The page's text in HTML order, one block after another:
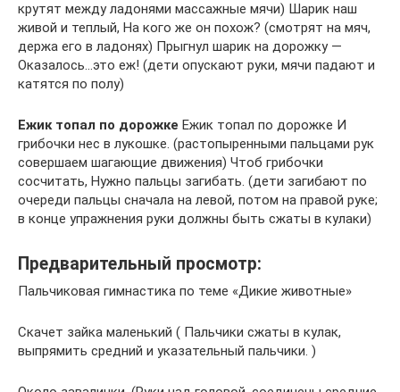
крутят между ладонями массажные мячи) Шарик наш
живой и теплый, На кого же он похож? (смотрят на мяч,
держа его в ладонях) Прыгнул шарик на дорожку —
Оказалось…это еж! (дети опускают руки, мячи падают и
катятся по полу)
Ежик топал по дорожке Ежик топал по дорожке И
грибочки нес в лукошке. (растопыренными пальцами рук
совершаем шагающие движения) Чтоб грибочки
сосчитать, Нужно пальцы загибать. (дети загибают по
очереди пальцы сначала на левой, потом на правой руке;
в конце упражнения руки должны быть сжаты в кулаки)
Предварительный просмотр:
Пальчиковая гимнастика по теме «Дикие животные»
Скачет зайка маленький ( Пальчики сжаты в кулак,
выпрямить средний и указательный пальчики. )